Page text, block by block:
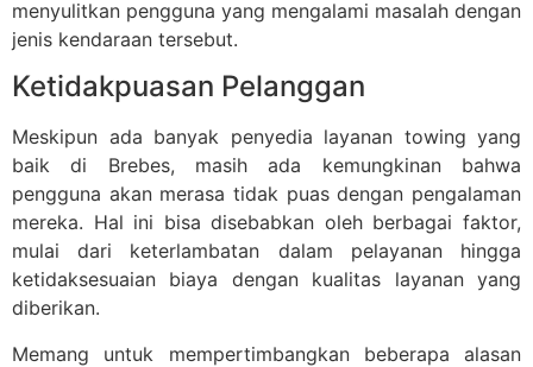
menyulitkan pengguna yang mengalami masalah dengan
jenis kendaraan tersebut.
Ketidakpuasan Pelanggan
Meskipun ada banyak penyedia layanan towing yang
baik di Brebes, masih ada kemungkinan bahwa
pengguna akan merasa tidak puas dengan pengalaman
mereka. Hal ini bisa disebabkan oleh berbagai faktor,
mulai dari keterlambatan dalam pelayanan hingga
ketidaksesuaian biaya dengan kualitas layanan yang
diberikan.
Memang untuk mempertimbangkan beberapa alasan